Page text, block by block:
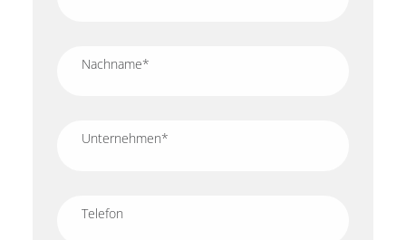
Nachname*
Unternehmen*
Telefon